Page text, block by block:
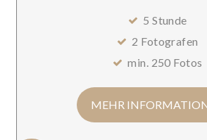
5 Stunde
2 Fotografen
min. 250 Fotos
MEHR